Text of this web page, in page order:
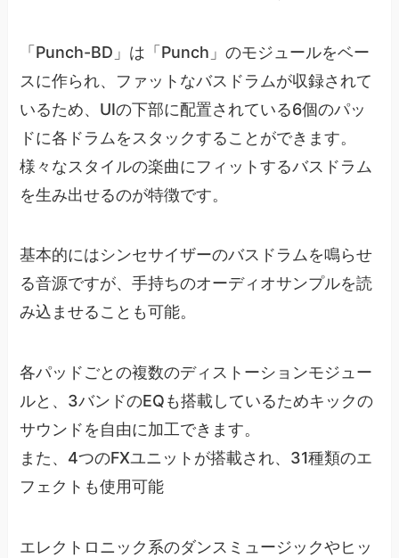
「Punch-BD」は「Punch」のモジュールをベー
スに作られ、ファットなバスドラムが収録されて
いるため、UIの下部に配置されている6個のパッ
ドに各ドラムをスタックすることができます。
様々なスタイルの楽曲にフィットするバスドラム
を生み出せるのが特徴です。
基本的にはシンセサイザーのバスドラムを鳴らせ
る音源ですが、手持ちのオーディオサンプルを読
み込ませることも可能。
各パッドごとの複数のディストーションモジュー
ルと、3バンドのEQも搭載しているためキックの
サウンドを自由に加工できます。
また、4つのFXユニットが搭載され、31種類のエ
フェクトも使用可能
エレクトロニック系のダンスミュージックやヒッ